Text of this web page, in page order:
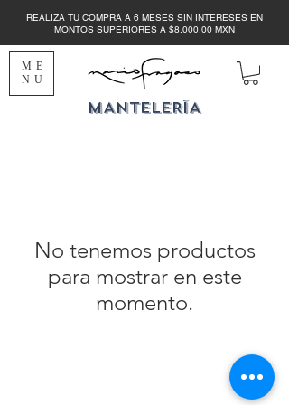
ME
NU
REALIZA TU COMPRA A 6 MESES SIN INTERESES EN
MONTOS SUPERIORES A $8,000.00 MXN
MANTELERÍA
No tenemos productos
para mostrar en este
momento.